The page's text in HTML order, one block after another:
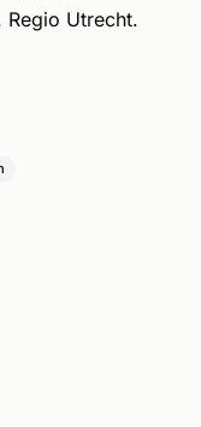
Utrecht.